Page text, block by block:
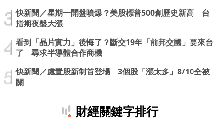
快新聞／星期一開盤噴爆？美股標普500創歷史新高 台
指期夜盤大漲
看到「晶片實力」後悔了？斷交19年「前邦交國」要來台
了 尋求半導體合作商機
快新聞／處置股新制首登場 3個股「漲太多」8/10全被
關
財經關鍵字排行